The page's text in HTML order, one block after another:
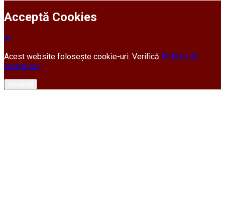
Acceptă Cookies
Acest website folosește cookie-uri. Verifică Politica de
cookie-uri